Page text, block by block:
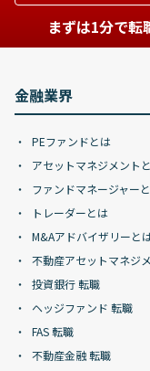
まずは1分で
金融業界
PEファンドとは
アセットマネジメント
ファンドマネージャー
トレーダーとは
M&Aアドバイザリーと
不動産アセットマネジ
投資銀行 転職
ヘッジファンド 転職
FAS 転職
不動産金融 転職